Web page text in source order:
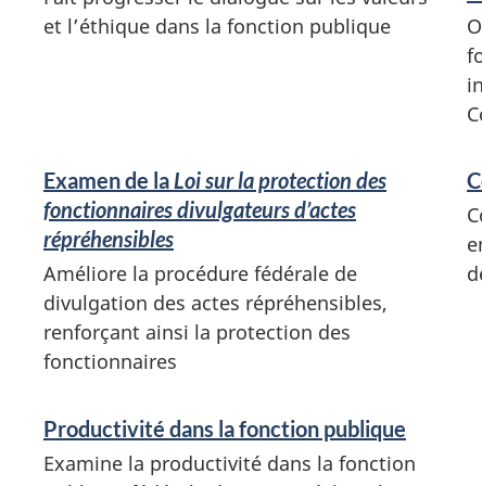
et l’éthique dans la fonction publique
Examen de laLoi sur la protection des
fonctionnaires divulgateurs d’actes
répréhensibles
Améliore la procédure fédérale de
divulgation des actes répréhensibles,
renforçant ainsi la protection des
fonctionnaires
Productivité dans la fonction publique
Examine la productivité dans la fonction